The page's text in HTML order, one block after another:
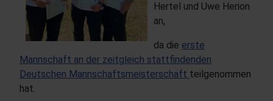
Hertel und Uwe Herion
an,
da die erste
Mannschaft an der zeitgleich stattfindenden
Deutschen Mannschaftsmeisterschaft teilgenommen
hat.